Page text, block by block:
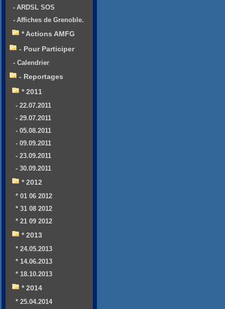
- ARDSL SOS
- Affiches de Grenoble.
* Actions AMFG
- Pour Participer
- Calendrier
- Reportages
* 2011
- 22.07.2011
- 29.07.2011
- 05.08.2011
- 09.09.2011
- 23.09.2011
- 30.09.2011
* 2012
* 01 06 2012
* 31 08 2012
* 21 09 2012
* 2013
* 24.05.2013
* 14.06.2013
* 18.10.2013
* 2014
* 25.04.2014